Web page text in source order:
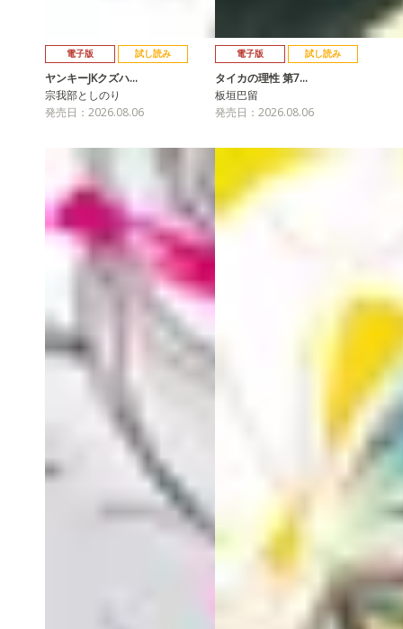
電子版 試し読み
ヤンキーJKクズハ…
宗我部としのり
発売日：2026.08.06
電子版 試し読み
タイカの理性 第7…
板垣巴留
発売日：2026.08.06